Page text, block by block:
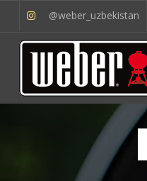
@weber_uzbekistan